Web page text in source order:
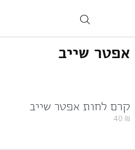
אפטר שייב
קרם לחות אפטר שייב
40 ₪